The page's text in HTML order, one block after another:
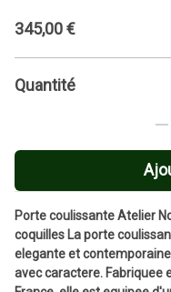
345,00€
Quantité
Porte coulissante Atelier
coquilles La porte
elegante et
avec caractere. Fabriquee